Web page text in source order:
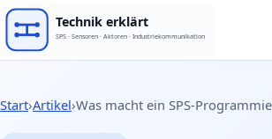
Start›Artikel›Was macht ein SPS-